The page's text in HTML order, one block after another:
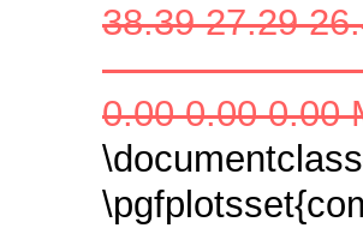
38.39 27.29
0.00 0.00 0.00